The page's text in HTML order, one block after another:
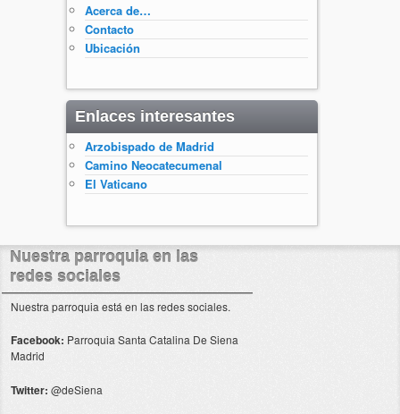
Acerca de…
Contacto
Ubicación
Enlaces interesantes
Arzobispado de Madrid
Camino Neocatecumenal
El Vaticano
Nuestra parroquia en las
redes sociales
Nuestra parroquia está en las redes sociales.
Facebook: Parroquia Santa Catalina De Siena
Madrid
Twitter: @deSiena